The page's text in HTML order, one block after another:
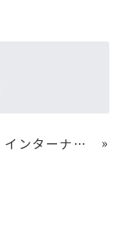
インターナショナル保育施設 YIPK・ Holiday Performance Day！（クリスマス会） »